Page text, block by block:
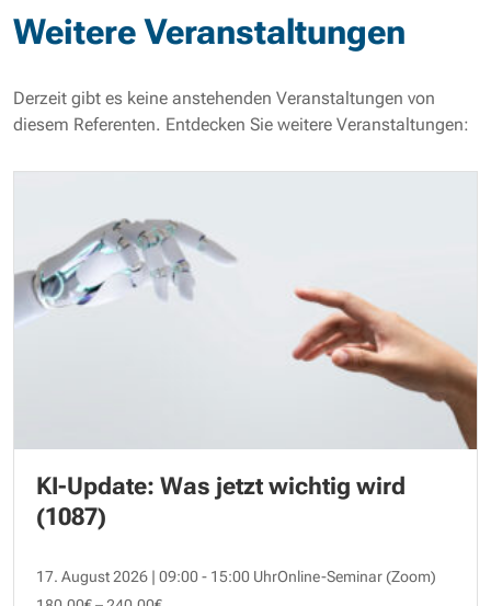
Weitere Veranstaltungen
Derzeit gibt es keine anstehenden Veranstaltungen von
diesem Referenten. Entdecken Sie weitere Veranstaltungen:
KI-Update: Was jetzt wichtig wird
(1087)
17. August 2026 | 09:00 - 15:00 UhrOnline-Seminar (Zoom)